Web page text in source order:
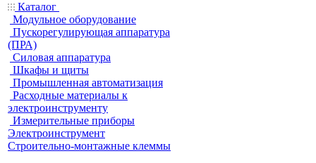
Каталог
Модульное оборудование
Пускорегулирующая аппаратура
(ПРА)
Силовая аппаратура
Шкафы и щиты
Промышленная автоматизация
Расходные материалы к
электроинструменту
Измерительные приборы
Электроинструмент
Строительно-монтажные клеммы